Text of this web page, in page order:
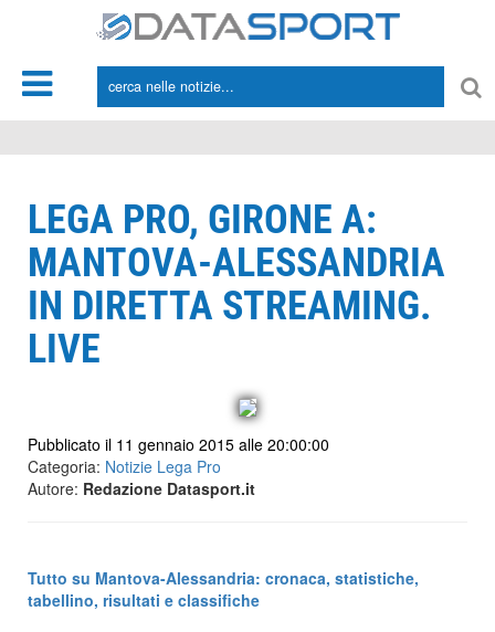
LEGA PRO, GIRONE A:
MANTOVA-ALESSANDRIA
IN DIRETTA STREAMING.
LIVE
Pubblicato il 11 gennaio 2015 alle 20:00:00
Categoria: Notizie Lega Pro
Autore: Redazione Datasport.it
Tutto su Mantova-Alessandria: cronaca, statistiche,
tabellino, risultati e classifiche